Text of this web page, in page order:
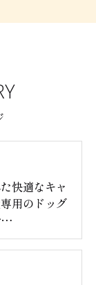
快適なキャ
用のドッグ
…